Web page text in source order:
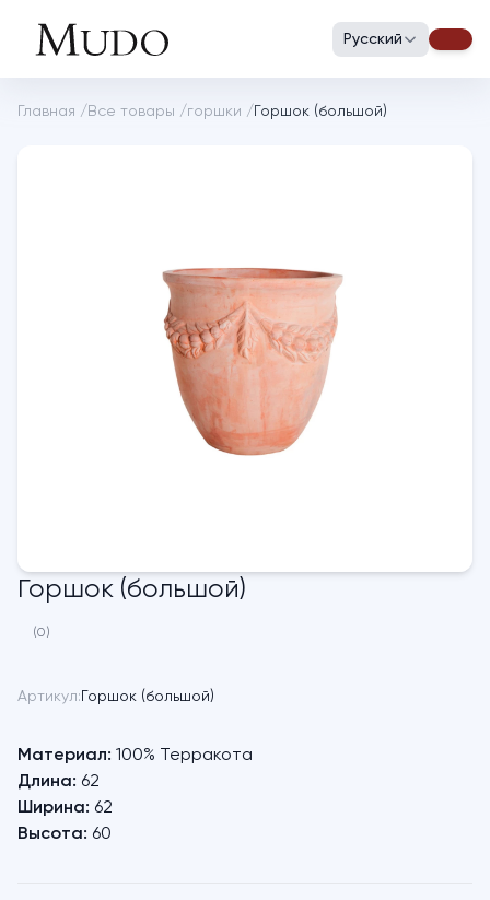
Русский
Главная / Все товары /горшки / Горшок (большой)
Горшок (большой)
(0)
Артикул: Горшок (большой)
Материал: 100% Терракота
Длина: 62
Ширина: 62
Высота: 60